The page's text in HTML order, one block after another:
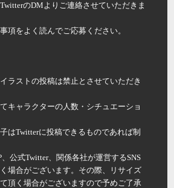
のDMよりご連絡させていただきま
項をよく読んでご応募ください。
ラストの投稿は禁止とさせていただき
キャラクターの人数・シチュエーショ
はTwitterに投稿できるものであれば制
、公式Twitter、関係各社が運営するSNS
場合がございます。その際、リサイズ
頂く場合がございますので予めご了承